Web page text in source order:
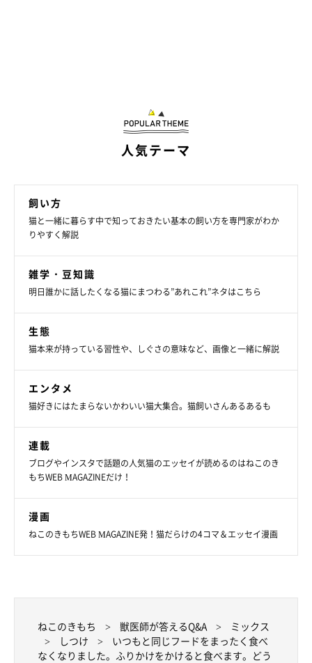
人気テーマ
飼い方
猫と一緒に暮らす中で知っておきたい基本の飼い方を専門家がわか
りやすく解説
雑学・豆知識
明日誰かに話したくなる猫にまつわる”あれこれ”ネタはこちら
生態
猫本来が持っている習性や、しぐさの意味など、画像と一緒に解説
エンタメ
猫好きにはたまらないかわいい猫大集合。猫飼いさんあるあるも
連載
ブログやインスタで話題の人気猫のエッセイが読めるのはねこのき
もちWEB MAGAZINEだけ！
漫画
ねこのきもちWEB MAGAZINE発！猫だらけの4コマ＆エッセイ漫画
ねこのきもち 獣医師が答えるQ&A
ミックス
しつけ
いつもと同じフードをまったく食べ
なくなりました。ふりかけをかけると食べます。どう